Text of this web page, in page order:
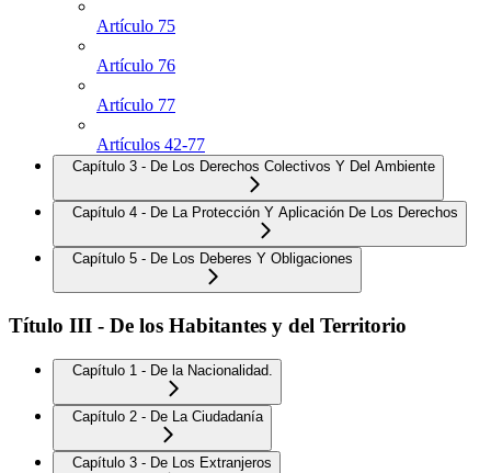
Artículo 75
Artículo 76
Artículo 77
Artículos 42-77
Capítulo 3 - De Los Derechos Colectivos Y Del Ambiente
Capítulo 4 - De La Protección Y Aplicación De Los Derechos
Capítulo 5 - De Los Deberes Y Obligaciones
Título III - De los Habitantes y del Territorio
Capítulo 1 - De la Nacionalidad.
Capítulo 2 - De La Ciudadanía
Capítulo 3 - De Los Extranjeros